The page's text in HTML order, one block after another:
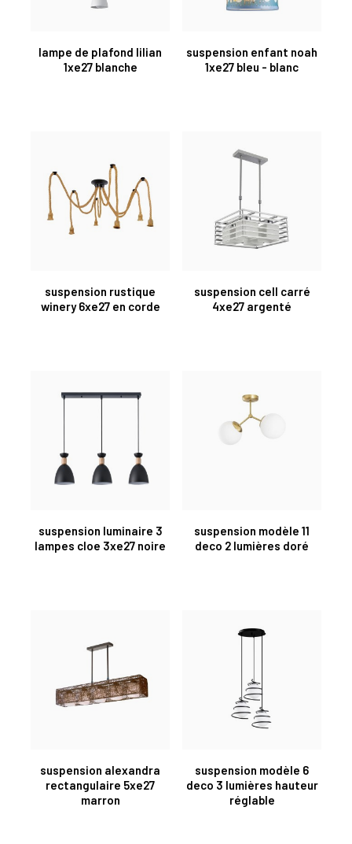
lampe de plafond lilian
1xe27 blanche
suspension enfant noah
1xe27 bleu - blanc
suspension rustique
winery 6xe27 en corde
suspension cell carré
4xe27 argenté
suspension luminaire 3
lampes cloe 3xe27 noire
suspension modèle 11
deco 2 lumières doré
suspension alexandra
rectangulaire 5xe27
marron
suspension modèle 6
deco 3 lumières hauteur
réglable